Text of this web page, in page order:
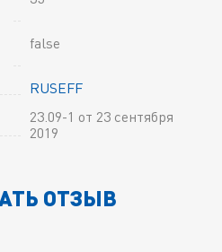
false
RUSEFF
23.09-1 от 23 сентября
2019
ОТЗЫВ